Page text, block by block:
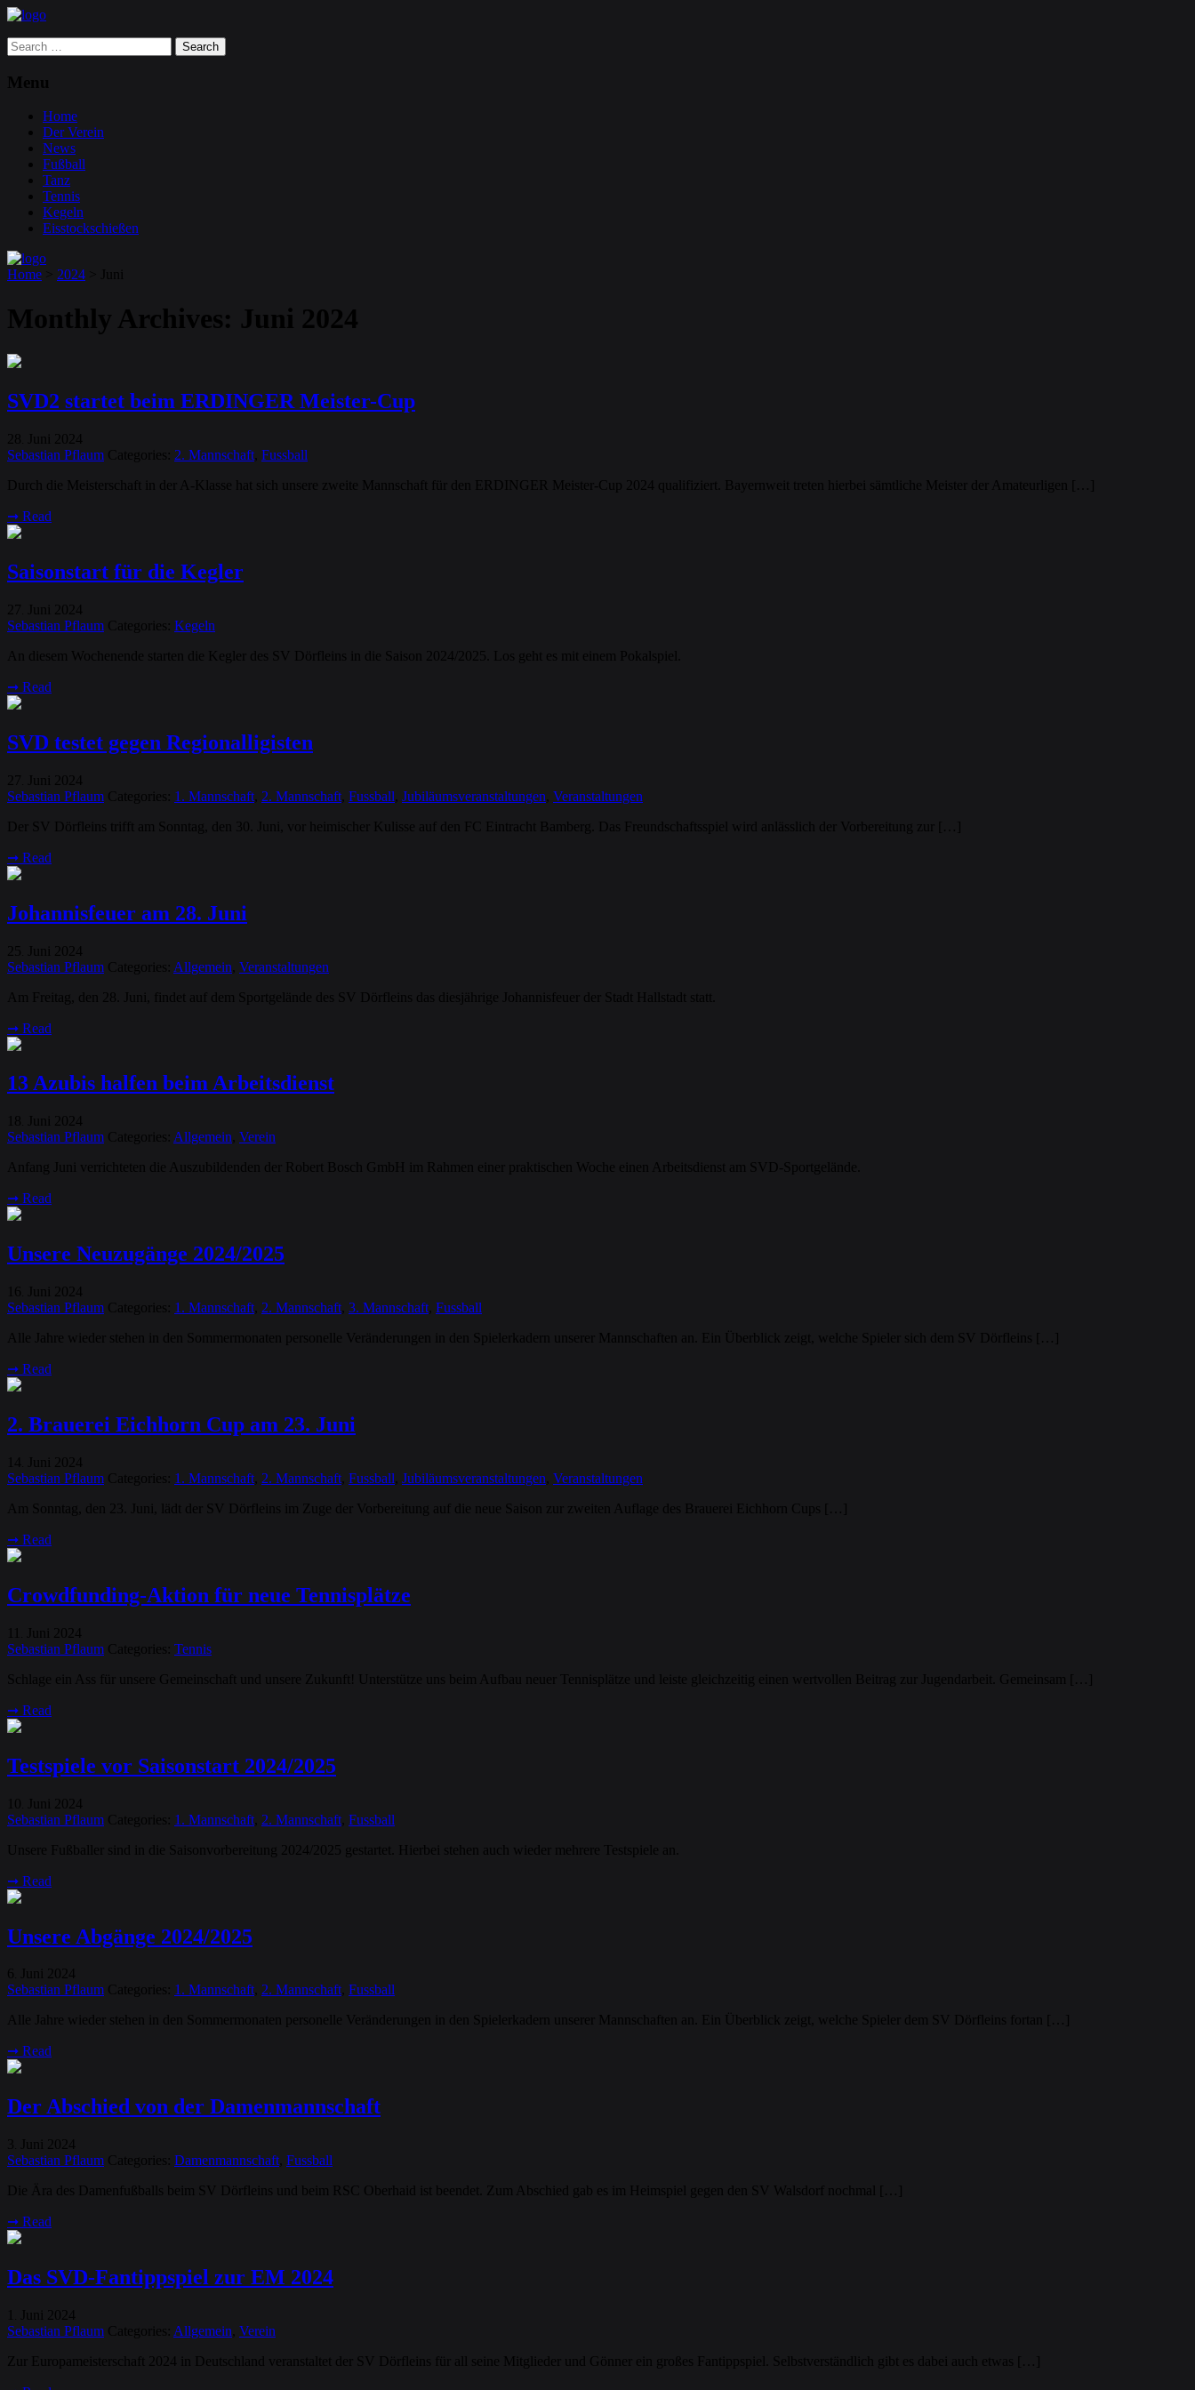
Search
for:
Menu
Home
Der Verein
News
Fußball
Tanz
Tennis
Kegeln
Eisstockschießen
Home 2024
Monthly Archives: Juni 2024
SVD2 startet beim ERDINGER Meister-Cup
28
2024
Sebastian Pflaum Categories: 2. Mannschaft Fussball
Durch die Meisterschaft in der A-Klasse hat sich unsere zweite Mannschaft für den ERDINGER Meister-Cup 2024 qualifiziert. Bayernweit treten hierbei sämtliche Meister der Amateurligen […]
➞ Read
Saisonstart für die Kegler
27
2024
Sebastian Pflaum Categories: Kegeln
An diesem Wochenende starten die Kegler des SV Dörfleins in die Saison 2024/2025. Los geht es mit einem Pokalspiel.
➞ Read
SVD testet gegen Regionalligisten
27
2024
Sebastian Pflaum Categories: 1. Mannschaft 2. Mannschaft Fussball Jubiläumsveranstaltungen Veranstaltungen
Der SV Dörfleins trifft am Sonntag, den 30. Juni, vor heimischer Kulisse auf den FC Eintracht Bamberg. Das Freundschaftsspiel wird anlässlich der Vorbereitung zur […]
➞ Read
Johannisfeuer am 28. Juni
25
2024
Sebastian Pflaum Categories: Allgemein Veranstaltungen
Am Freitag, den 28. Juni, findet auf dem Sportgelände des SV Dörfleins das diesjährige Johannisfeuer der Stadt Hallstadt statt.
➞ Read
13 Azubis halfen beim Arbeitsdienst
18
2024
Sebastian Pflaum Categories: Allgemein Verein
Anfang Juni verrichteten die Auszubildenden der Robert Bosch GmbH im Rahmen einer praktischen Woche einen Arbeitsdienst am SVD-Sportgelände.
➞ Read
Unsere Neuzugänge 2024/2025
16
2024
Sebastian Pflaum Categories: 1. Mannschaft 2. Mannschaft 3. Mannschaft Fussball
Alle Jahre wieder stehen in den Sommermonaten personelle Veränderungen in den Spielerkadern unserer Mannschaften an. Ein Überblick zeigt, welche Spieler sich dem SV Dörfleins […]
➞ Read
2. Brauerei Eichhorn Cup am 23. Juni
14
2024
Sebastian Pflaum Categories: 1. Mannschaft 2. Mannschaft Fussball Jubiläumsveranstaltungen Veranstaltungen
Am Sonntag, den 23. Juni, lädt der SV Dörfleins im Zuge der Vorbereitung auf die neue Saison zur zweiten Auflage des Brauerei Eichhorn Cups […]
➞ Read
Crowdfunding-Aktion für neue Tennisplätze
2024
Sebastian Pflaum Categories: Tennis
Schlage ein Ass für unsere Gemeinschaft und unsere Zukunft! Unterstütze uns beim Aufbau neuer Tennisplätze und leiste gleichzeitig einen wertvollen Beitrag zur Jugendarbeit. Gemeinsam […]
➞ Read
Testspiele vor Saisonstart 2024/2025
10
2024
Sebastian Pflaum Categories: 1. Mannschaft 2. Mannschaft Fussball
Unsere Fußballer sind in die Saisonvorbereitung 2024/2025 gestartet. Hierbei stehen auch wieder mehrere Testspiele an.
➞ Read
Unsere Abgänge 2024/2025
6
2024
Sebastian Pflaum Categories: 1. Mannschaft, 2. Mannschaft, Fussball
Alle Jahre wieder stehen in den Sommermonaten personelle Veränderungen in den Spielerkadern unserer Mannschaften an. Ein Überblick zeigt, welche Spieler dem SV Dörfleins fortan […]
➞ Read
Der Abschied von der Damenmannschaft
3
2024
Sebastian Pflaum Categories: Damenmannschaft Fussball
Die Ära des Damenfußballs beim SV Dörfleins und beim RSC Oberhaid ist beendet. Zum Abschied gab es im Heimspiel gegen den SV Walsdorf nochmal […]
➞ Read
Das SVD-Fantippspiel zur EM 2024
2024
Sebastian Pflaum Categories: Allgemein Verein
Zur Europameisterschaft 2024 in Deutschland veranstaltet der SV Dörfleins für all seine Mitglieder und Gönner ein großes Fantippspiel. Selbstverständlich gibt es dabei auch etwas […]